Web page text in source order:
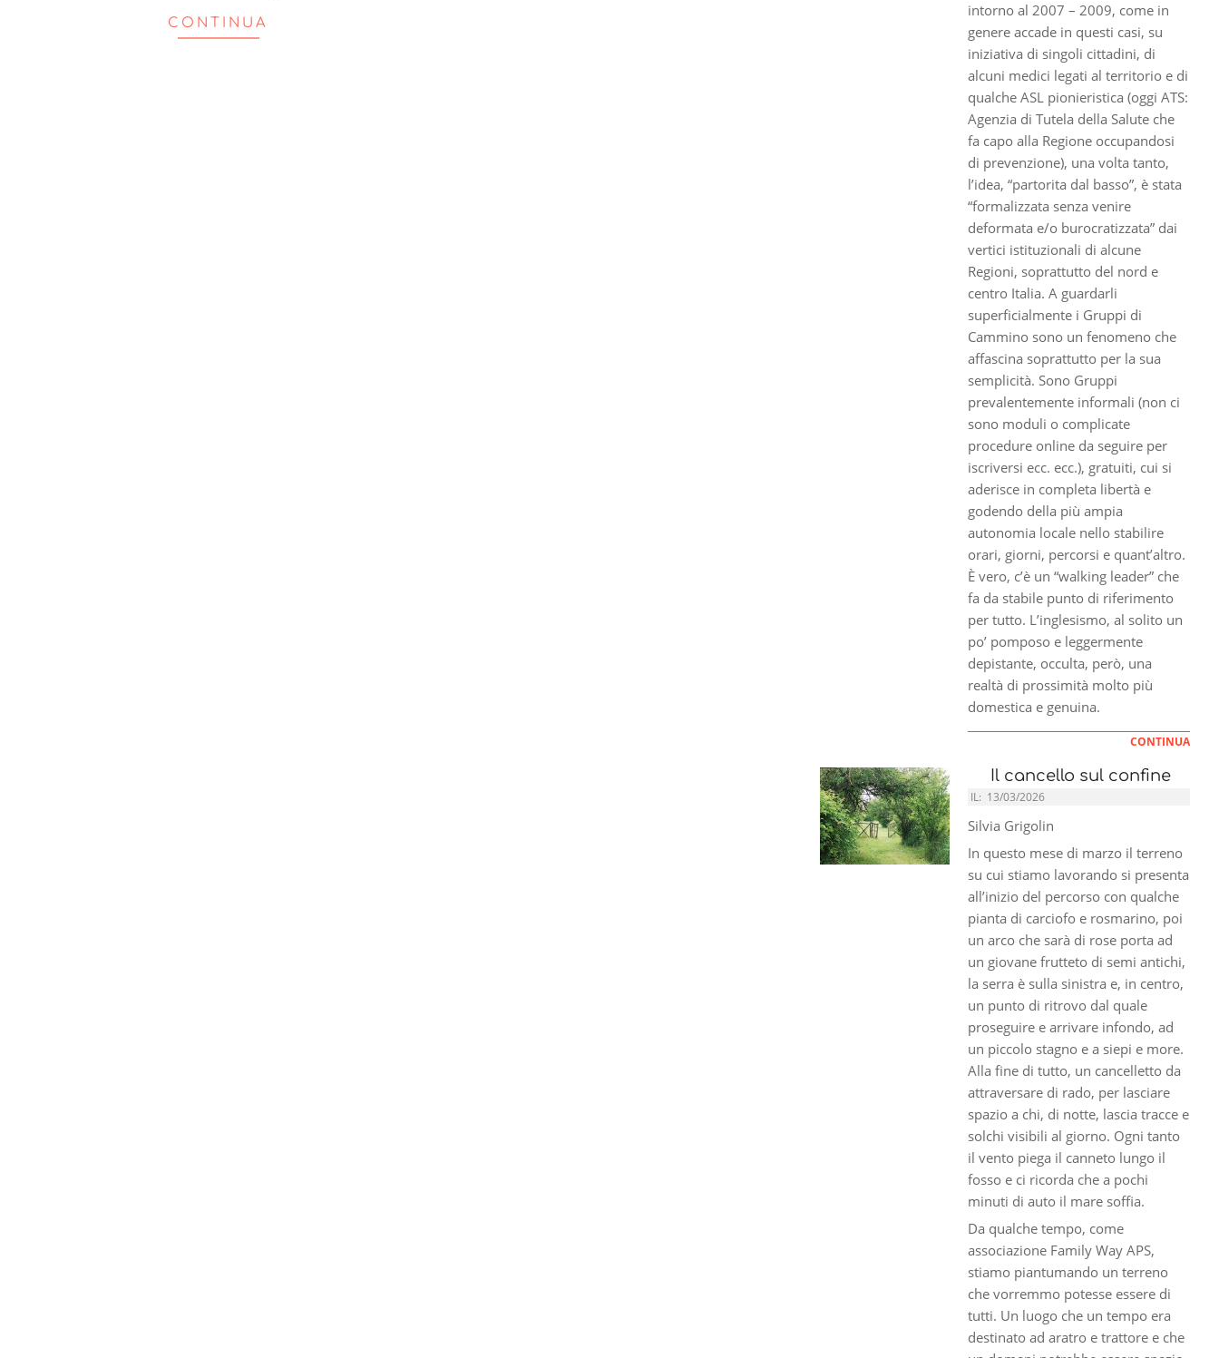
CONTINUA
intorno al 2007 – 2009, come in
genere accade in questi casi, su
iniziativa di singoli cittadini, di
alcuni medici legati al territorio e di
qualche ASL pionieristica (oggi ATS:
Agenzia di Tutela della Salute che
fa capo alla Regione occupandosi
di prevenzione), una volta tanto,
l’idea, “partorita dal basso”, è stata
“formalizzata senza venire
deformata e/o burocratizzata” dai
vertici istituzionali di alcune
Regioni, soprattutto del nord e
centro Italia. A guardarli
superficialmente i Gruppi di
Cammino sono un fenomeno che
affascina soprattutto per la sua
semplicità. Sono Gruppi
prevalentemente informali (non ci
sono moduli o complicate
procedure online da seguire per
iscriversi ecc. ecc.), gratuiti, cui si
aderisce in completa libertà e
godendo della più ampia
autonomia locale nello stabilire
orari, giorni, percorsi e quant’altro.
È vero, c’è un “walking leader” che
fa da stabile punto di riferimento
per tutto. L’inglesismo, al solito un
po’ pomposo e leggermente
depistante, occulta, però, una
realtà di prossimità molto più
domestica e genuina.
CONTINUA
Il cancello sul confine
IL: 13/03/2026
Silvia Grigolin
In questo mese di marzo il terreno
su cui stiamo lavorando si presenta
all’inizio del percorso con qualche
pianta di carciofo e rosmarino, poi
un arco che sarà di rose porta ad
un giovane frutteto di semi antichi,
la serra è sulla sinistra e, in centro,
un punto di ritrovo dal quale
proseguire e arrivare infondo, ad
un piccolo stagno e a siepi e more.
Alla fine di tutto, un cancelletto da
attraversare di rado, per lasciare
spazio a chi, di notte, lascia tracce e
solchi visibili al giorno. Ogni tanto
il vento piega il canneto lungo il
fosso e ci ricorda che a pochi
minuti di auto il mare soffia.
Da qualche tempo, come
associazione Family Way APS,
stiamo piantumando un terreno
che vorremmo potesse essere di
tutti. Un luogo che un tempo era
destinato ad aratro e trattore e che